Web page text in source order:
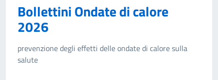
Bollettini Ondate di calore
2026
prevenzione degli effetti delle ondate di calore sulla
salute